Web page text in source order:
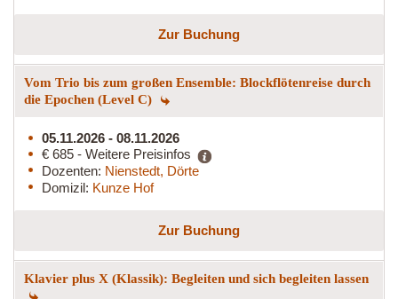
Zur Buchung
Vom Trio bis zum großen Ensemble: Blockflötenreise durch
die Epochen (Level C)
05.11.2026 - 08.11.2026
€ 685 - Weitere Preisinfos
Dozenten: Nienstedt, Dörte
Domizil: Kunze Hof
Zur Buchung
Klavier plus X (Klassik): Begleiten und sich begleiten lassen